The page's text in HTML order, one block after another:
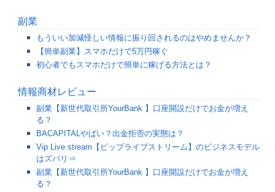
副業
もういい加減怪しい情報に振り回されるのはやめませんか？
【簡単副業】スマホだけで5万円稼ぐ
初心者でもスマホだけで簡単に稼げる方法とは？
情報商材レビュー
副業【新世代取引所YourBank 】口座開設だけでお金が増え
る？
BACAPITALやばい？出金拒否の実態は？
Vip Live stream【ビップライブストリーム】のビジネスモデル
はズバリ⇒
副業【新世代取引所YourBank 】口座開設だけでお金が増え
る？